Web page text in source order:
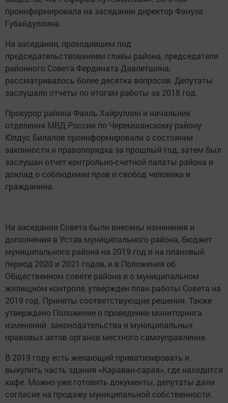
проинформировала на заседании директор Фануза
Губайдуллина.
На заседании, проходившем под
председательствованием главы района, председателя
районного Совета Фердината Давлетшина,
рассматривалось более десятка вопросов. Депутаты
заслушали отчеты по итогам работы за 2018 год.
Прокурор района Фаиль Хайруллин и начальник
отделения МВД России по Черемшанскому району
Юлдус Билалов проинформировали о состоянии
законности и правопорядка за прошлый год, затем был
заслушан отчет контрольно-счетной палаты района и
доклад о соблюдении прав и свобод человека и
гражданина.
На заседании Совета были внесены изменения и
дополнения в Устав муниципального района, бюджет
муниципального района на 2019 год и на плановый
период 2020 и 2021 годов, и в Положения об
Общественном совете района и о муниципальном
жилищном контроле, утвержден план работы Совета на
2019 год. Приняты соответствующие решения. Также
утверждено Положение о проведении мониторинга
изменений законодательства и муниципальных
правовых актов органов местного самоуправления.
В 2019 году есть желающий приватизировать и
выкупить часть здания «Караван-сарая», где находится
кафе. Можно уже готовить документы, депутаты дали
согласие на продажу муниципальной собственности.